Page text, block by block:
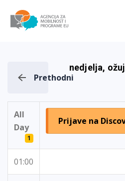
Prethodni
nedjelja,
All
Day
1
Prijave na
01:00